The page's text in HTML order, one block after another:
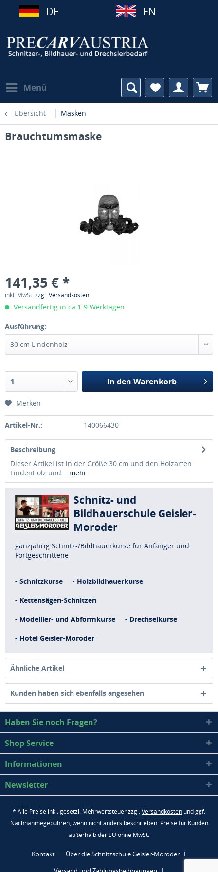
DE EN
Menü
Übersicht Masken
Brauchtumsmaske
141,35 € *
inkl. MwSt.zzgl. Versandkosten
Versandfertig in ca.1-9 Werktagen
Ausführung:
In den Warenkorb
Merken
Artikel-Nr.: 140066430
Beschreibung
Dieser Artikel ist in der Größe 30 cm und den Holzarten
Lindenholz und... mehr
Schnitz- und
Bildhauerschule Geisler-
Moroder
ganzjährig Schnitz-/Bildhauerkurse für Anfänger und
Fortgeschrittene
- Schnitzkurse - Holzbildhauerkurse
- Kettensägen-Schnitzen
- Modellier- und Abformkurse - Drechselkurse
- Hotel Geisler-Moroder
Ähnliche Artikel
Kunden haben sich ebenfalls angesehen
Haben Sie noch Fragen?
Shop Service
Informationen
Newsletter
* Alle Preise inkl. gesetzl. Mehrwertsteuer zzgl.Versandkosten und ggf.
Nachnahmegebühren, wenn nicht anders beschrieben. Preise für Kunden
außerhalb der EU ohne MwSt.
Kontakt
Über die Schnitzschule Geisler-Moroder